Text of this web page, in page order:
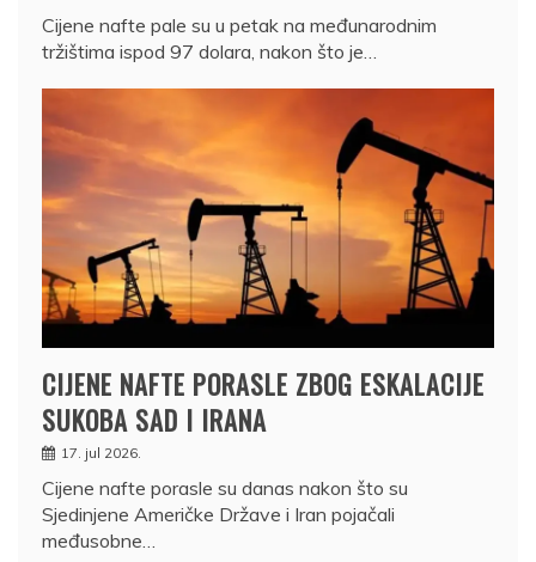
Cijene nafte pale su u petak na međunarodnim
tržištima ispod 97 dolara, nakon što je…
CIJENE NAFTE PORASLE ZBOG ESKALACIJE
SUKOBA SAD I IRANA
17. jul 2026.
Cijene nafte porasle su danas nakon što su
Sjedinjene Američke Države i Iran pojačali
međusobne…